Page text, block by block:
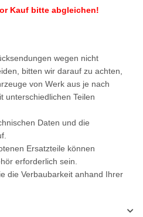
Kauf bitte abgleichen!
wegen nicht
bitten wir darauf zu achten,
von Werk aus je nach
unterschiedlichen Teilen
Daten und die
Ersatzteile können
erforderlich sein.
die Verbaubarkeit anhand Ihrer